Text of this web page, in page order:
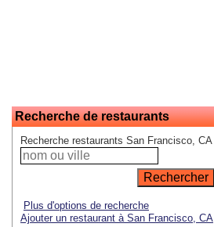
Recherche de restaurants
Recherche restaurants San Francisco, CA
Plus d'options de recherche
Ajouter un restaurant à San Francisco, CA